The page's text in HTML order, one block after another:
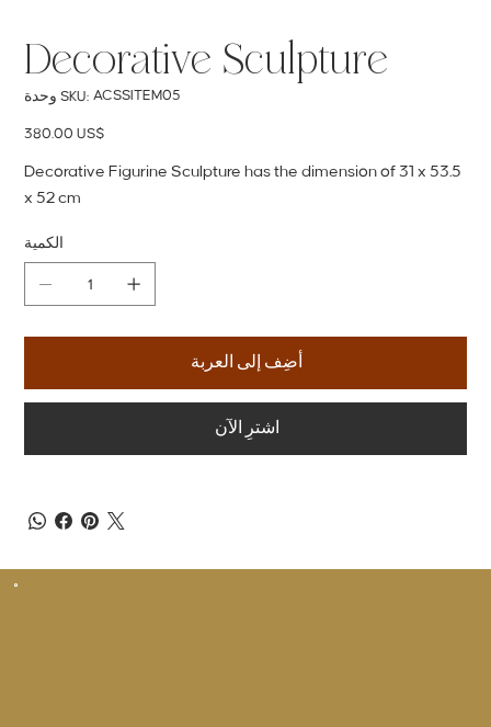
Decorative Sculpture
وحدة SKU: SKU
ACSSITEM05
ACSSITEM05
السعر ‏380.00 US$
Decorative Figurine Sculpture has the dimension of 31 x 53.5
x 52 cm
الكمية
أضِف إلى العربة
اشترِ الآن